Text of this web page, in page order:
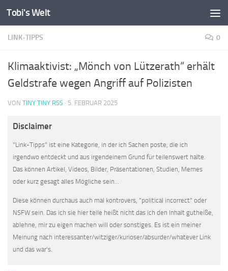
Zum Inhalt springen
Tobi's Welt
LINK-TIPPS 0
Klimaaktivist: „Mönch von Lützerath“ erhält
Geldstrafe wegen Angriff auf Polizisten
VON TINY TINY RSS · 5. FEBRUAR 2025
Disclaimer
"Link-Tipps" ist eine Kategorie, in der ich Sachen poste, die ich
irgendwo entdeckt und aus irgendeinem Grund für teilenswert halte.
Das können Artikel, Videos, Bilder, Präsentationen, Studien, Memes
oder kurz gesagt alles Mögliche sein...
Diese können durchaus auch mal kontrovers, "political incorrect" oder
NSFW sein. Das ich sie hier teile heißt nicht das ich den Inhalt gutheiße,
ablehne, mir zu eigen machen will oder sonstiges. Es ist ein meiner
Meinung nach interessanter/witziger/kurioser/absurder/whatever Link
und das war's.